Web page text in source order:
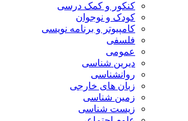
کنکور و کمک‌ درسی
کودک و نوجوان
کامپیوتر و برنامه نویسی
فلسفی
عمومی
دیرین شناسی
روانشناسی
زبان های خارجی
زمین شناسی
زیست شناسی